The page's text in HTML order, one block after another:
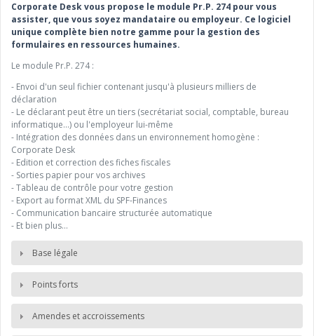
Corporate Desk vous propose le module Pr.P. 274 pour vous
assister, que vous soyez mandataire ou employeur. Ce logiciel
unique complète bien notre gamme pour la gestion des
formulaires en ressources humaines.
Le module Pr.P. 274 :
- Envoi d'un seul fichier contenant jusqu'à plusieurs milliers de
déclaration
- Le déclarant peut être un tiers (secrétariat social, comptable, bureau
informatique...) ou l'employeur lui-même
- Intégration des données dans un environnement homogène :
Corporate Desk
- Edition et correction des fiches fiscales
- Sorties papier pour vos archives
- Tableau de contrôle pour votre gestion
- Export au format XML du SPF-Finances
- Communication bancaire structurée automatique
- Et bien plus…
Base légale
Points forts
Amendes et accroissements